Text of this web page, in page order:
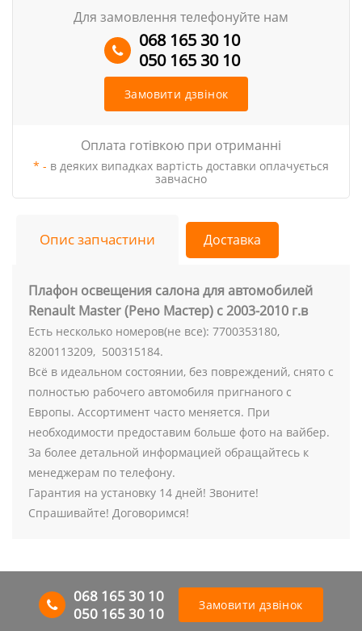
Для замовлення телефонуйте нам
068 165 30 10
050 165 30 10
Замовити дзвінок
Оплата готівкою при отриманні
* - в деяких випадках вартість доставки оплачується
завчасно
Опис запчастини Доставка
Плафон освещения салона для автомобилей
Renault Master (Рено Мастер) с 2003-2010 г.в
Есть несколько номеров(не все): 7700353180,
8200113209, 500315184.
Всё в идеальном состоянии, без повреждений, снято с
полностью рабочего автомобиля пригнаного с
Европы. Ассортимент часто меняется. При
необходимости предоставим больше фото на вайбер.
За более детальной информацией обращайтесь к
менеджерам по телефону.
Гарантия на установку 14 дней! Звоните!
Спрашивайте! Договоримся!
068 165 30 10
050 165 30 10
Замовити дзвінок